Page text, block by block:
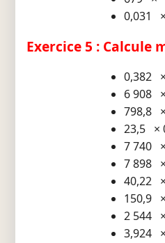
0,031
Exercice 5 : Calcule
0,382
6 908
798,8
23,5
7 740
7 898
40,22
150,9
2 544
3,924